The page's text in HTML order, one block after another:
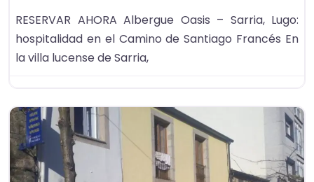
RESERVAR AHORA Albergue Oasis – Sarria, Lugo:
hospitalidad en el Camino de Santiago Francés En
la villa lucense de Sarria,